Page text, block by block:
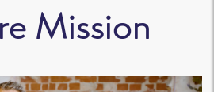
Mission